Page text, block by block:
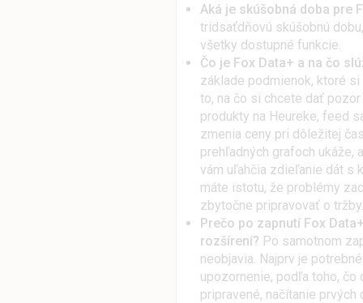
Aká je skúšobná doba pre
tridsaťdňovú skúšobnú
všetky dostupné funkcie.
Čo je Fox Data+ a na čo
základe podmienok, ktoré
to, na čo si chcete dať
produkty na Heureke, feed
zmenia ceny pri dôležitej
prehľadných grafoch ukáže,
vám uľahčia zdieľanie dát s
máte istotu, že problémy
zbytočne pripravovať o tržby.
Prečo po zapnutí Fox
rozšírení? Po samotnom
neobjavia. Najprv je
upozornenie, podľa toho,
pripravené, načítanie